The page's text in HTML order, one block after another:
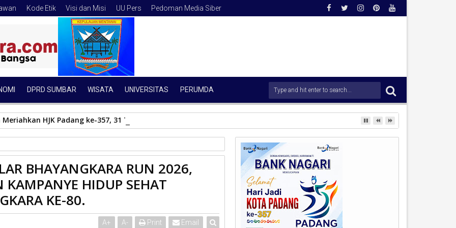
Kode Etik Visi dan Misi UU Pers Pedoman Media Siber
DPRD SUMBAR WISATA UNIVERSITAS PERUMDA
HJK Padang ke-357, 31 Tim Adu Ketangkasan di Batang Arau.
AJANG OLAHRAGA DAN KAMPANYE HIDUP SEHAT MENUJU
BHAYANGKARA RUN 2026,
HIDUP SEHAT
KE-80.
A+ A- Print Email